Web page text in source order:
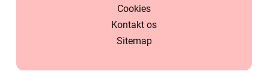
Cookies
Kontakt os
Sitemap